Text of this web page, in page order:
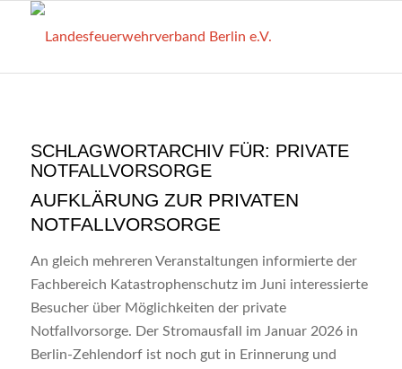
SCHLAGWORTARCHIV FÜR: PRIVATE
NOTFALLVORSORGE
AUFKLÄRUNG ZUR PRIVATEN
NOTFALLVORSORGE
An gleich mehreren Veranstaltungen informierte der
Fachbereich Katastrophenschutz im Juni interessierte
Besucher über Möglichkeiten der private
Notfallvorsorge. Der Stromausfall im Januar 2026 in
Berlin-Zehlendorf ist noch gut in Erinnerung und